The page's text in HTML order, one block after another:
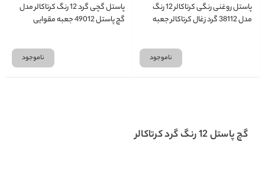
پاستل روغنی رنگی کرتاکالر 12 رنگ
مدل 38112 گرد زغال کرتاکالر جعبه
ناموجود
پاستل گچی گرد 12 رنگ کرتاکالر مدل
گچ پاستل 49012 جعبه مقوایی
ناموجود
گچ پاستل 12 رنگ گرد کرتاکالر